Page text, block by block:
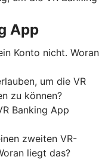
App
Konto nicht. Woran
um die VR
zu können?
Banking App
zweiten VR-
liegt das?